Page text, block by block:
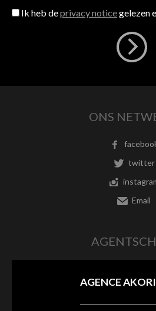
Ik heb deprivacy noticegelezen
ONS
twitter
Email
AGENCE